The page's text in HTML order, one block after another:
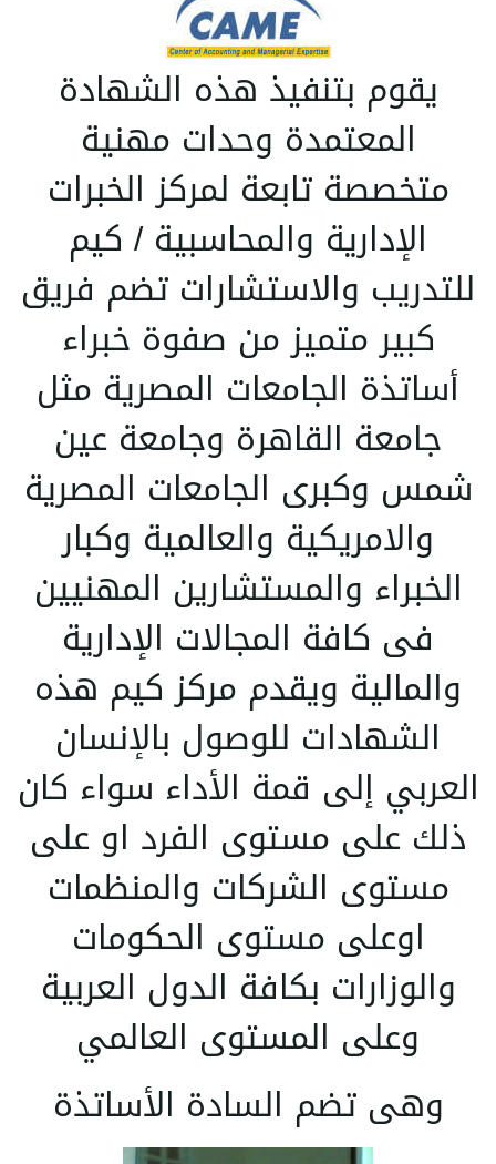
يقوم بتنفيذ هذه الشهادة
المعتمدة وحدات مهنية
متخصصة تابعة لمركز الخبرات
الإدارية والمحاسبية / كيم
للتدريب والاستشارات تضم فريق
كبير متميز من صفوة خبراء
أساتذة الجامعات المصرية مثل
جامعة القاهرة وجامعة عين
شمس وكبرى الجامعات المصرية
والامريكية والعالمية وكبار
الخبراء والمستشارين المهنيين
فى كافة المجالات الإدارية
والمالية ويقدم مركز كيم هذه
الشهادات للوصول بالإنسان
العربي إلى قمة الأداء سواء كان
ذلك على مستوى الفرد او على
مستوى الشركات والمنظمات
اوعلى مستوى الحكومات
والوزارات بكافة الدول العربية
وعلى المستوى العالمي
وهى تضم السادة الأساتذة